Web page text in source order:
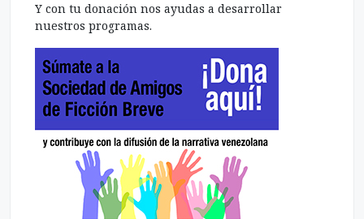
Y con tu donación nos ayudas a desarrollar
nuestros programas.